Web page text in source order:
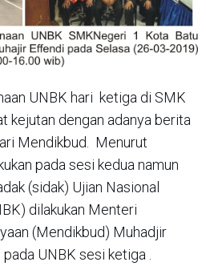
UNBK hari ketiga di SMK
kejutan dengan adanya berita
Mendikbud. Menurut
pada sesi kedua namun
(sidak) Ujian Nasional
dilakukan Menteri
(Mendikbud) Muhadjir
UNBK sesi ketiga .